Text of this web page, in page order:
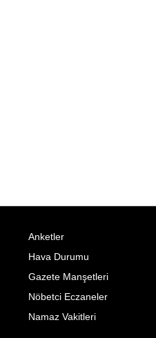
Anketler
Hava Durumu
Gazete Manşetleri
Nöbetci Eczaneler
Namaz Vakitleri